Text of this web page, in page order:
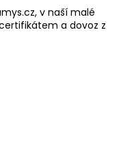
v naší malé
a dovoz z